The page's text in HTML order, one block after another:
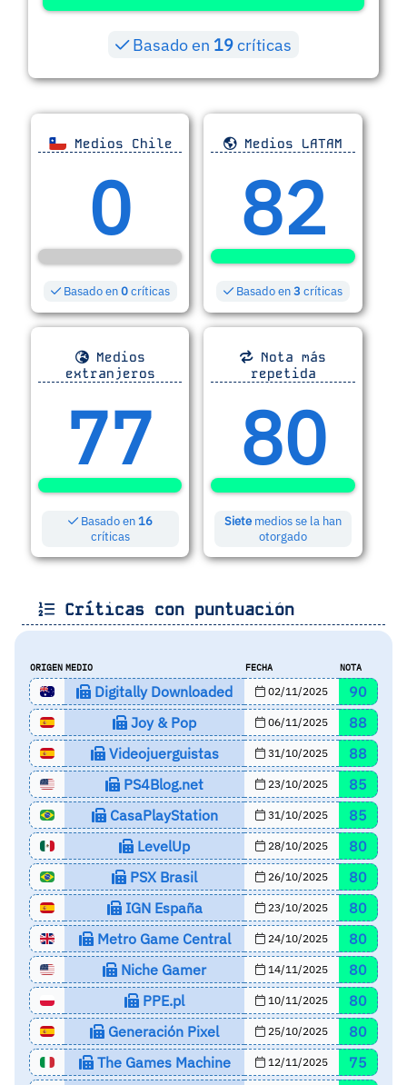
Basado en 19críticas
Medios Chile
0
Basado en0críticas
Medios LATAM
82
Basado en3 críticas
Medios
extranjeros
77
Basado en16
críticas
Nota más
repetida
80
Siete medios se la han
otorgado
Críticas con puntuación
ORIGEN MEDIO FECHA NOTA
Digitally Downloaded 02/11/2025
90
Joy & Pop
06/11/2025
88
Videojuerguistas
31/10/2025
88
PS4Blog.net
23/10/2025
85
CasaPlayStation
31/10/2025
85
LevelUp
28/10/2025
80
PSX Brasil
26/10/2025
80
IGN España
23/10/2025
80
Metro Game Central
24/10/2025
80
Niche Gamer
14/11/2025
80
PPE.pl
10/11/2025
80
Generación Pixel
25/10/2025
80
The Games Machine
12/11/2025
75